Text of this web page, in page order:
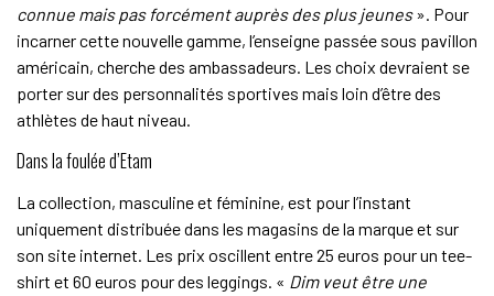
connue mais pas forcément auprès des plus jeunes». Pour
incarner cette nouvelle gamme, l’enseigne passée sous pavillon
américain, cherche des ambassadeurs. Les choix devraient se
porter sur des personnalités sportives mais loin d’être des
athlètes de haut niveau.
Dans la foulée d’Etam
La collection, masculine et féminine, est pour l’instant
uniquement distribuée dans les magasins de la marque et sur
son site internet. Les prix oscillent entre 25 euros pour un tee-
shirt et 60 euros pour des leggings. « Dim veut être une